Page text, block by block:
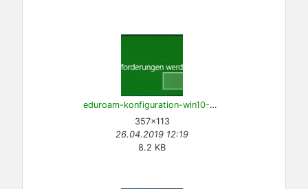
eduroam-konfiguration-win10-10.png
357×113
26.04.2019 12:19
8.2 KB